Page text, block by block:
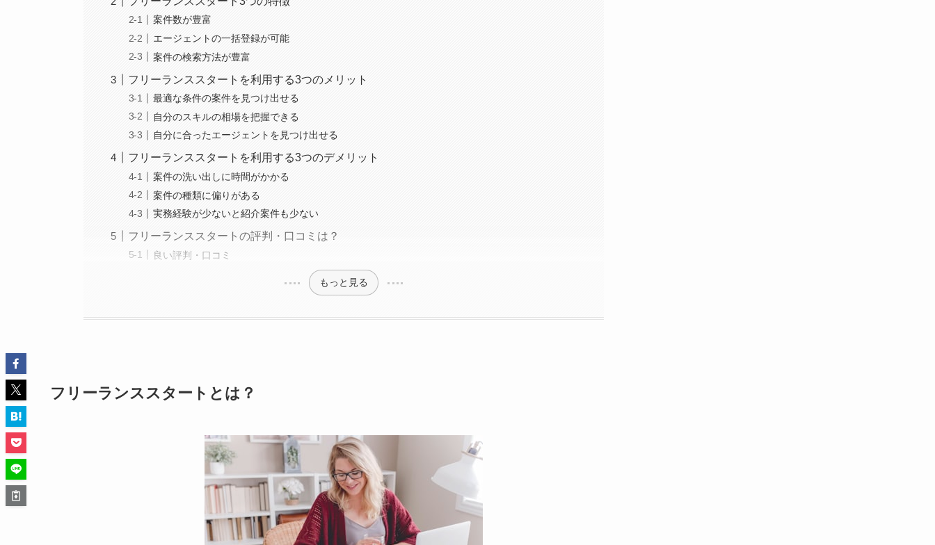
案件数が豊富
エージェントの一括登録が可能
案件の検索方法が豊富
フリーランススタートを利用する3つのメリット
最適な条件の案件を見つけ出せる
自分のスキルの相場を把握できる
自分に合ったエージェントを見つけ出せる
フリーランススタートを利用する3つのデメリット
案件の洗い出しに時間がかかる
案件の種類に偏りがある
実務経験が少ないと紹介案件も少ない
フリーランススタートの評判・口コミは？
良い評判・口コミ
もっと見る
フリーランススタートとは？